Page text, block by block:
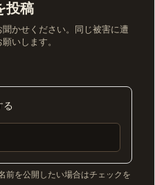
投稿
かせください。同じ被害に遭
いします。
る
前を公開したい場合はチェックを